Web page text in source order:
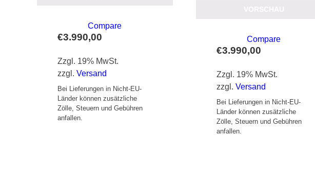
€3.990,00
Zzgl. 19% MwSt.
zzgl. Versand
Bei Lieferungen in Nicht-EU-
Länder können zusätzliche
Zölle, Steuern und Gebühren
anfallen.
Compare
€3.990,00
Zzgl. 19% MwSt.
zzgl.Versand
Bei Lieferungen in Nicht-EU-
Länder können zusätzliche
Zölle, Steuern und Gebühren
anfallen.
Compare